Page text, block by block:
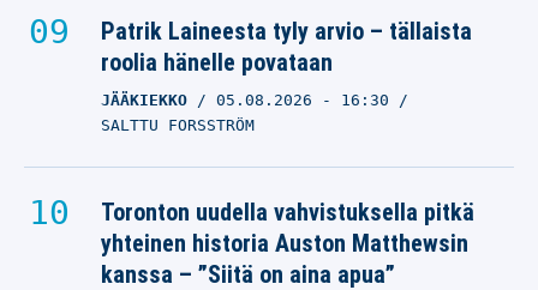
Patrik Laineesta tyly arvio – tällaista
roolia hänelle povataan
JÄÄKIEKKO 05.08.2026 - 16:30
SALTTU FORSSTRÖM
Toronton uudella vahvistuksella pitkä
yhteinen historia Auston Matthewsin
kanssa – ”Siitä on aina apua”